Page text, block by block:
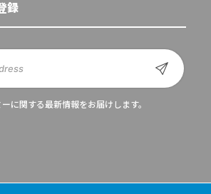
録
に関する最新情報をお届けします。